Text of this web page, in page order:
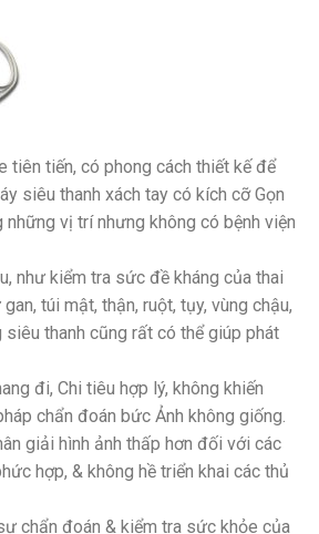
tiên tiến, có phong cách thiết kế để
siêu thanh xách tay có kích cỡ Gọn
vị trí nhưng không có bệnh viện
như kiểm tra sức đề kháng của thai
túi mật, thận, ruột, tụy, vùng chậu,
thanh cũng rất có thể giúp phát
đi, Chi tiêu hợp lý, không khiến
chẩn đoán bức Ảnh không giống.
giải hình ảnh thấp hơn đối với các
hợp, & không hề triển khai các thủ
chẩn đoán & kiểm tra sức khỏe của